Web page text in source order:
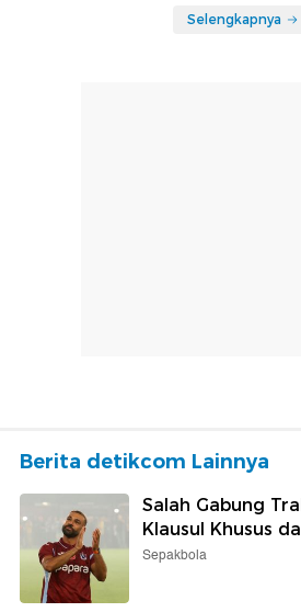
Selengkapnya
Berita detikcom Lainnya
Salah Gabung
Klausul Khusus
Sepakbola